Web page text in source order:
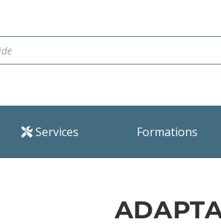
Services Formations